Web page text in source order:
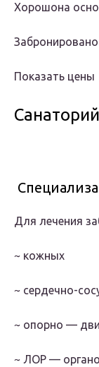
Хорошона
Показать цены
Для лечения
~ кожных
~ сердечно-
~ опорно —
~ ЛОР —